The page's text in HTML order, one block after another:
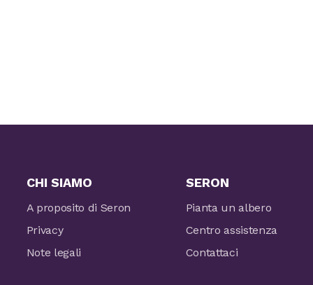
CHI SIAMO
A proposito di Seron
Privacy
Note legali
SERON
Pianta un albero
Centro assistenza
Contattaci